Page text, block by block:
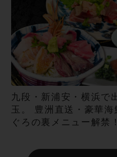
九段・新浦安・横浜で
玉。 豊洲直送・豪華海
ぐろの裏メニュー解禁！